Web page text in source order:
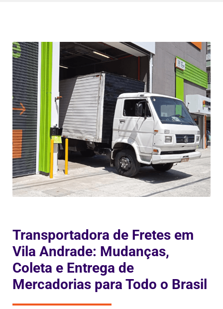
Transportadora de Fretes em
Vila Andrade: Mudanças,
Coleta e Entrega de
Mercadorias para Todo o Brasil